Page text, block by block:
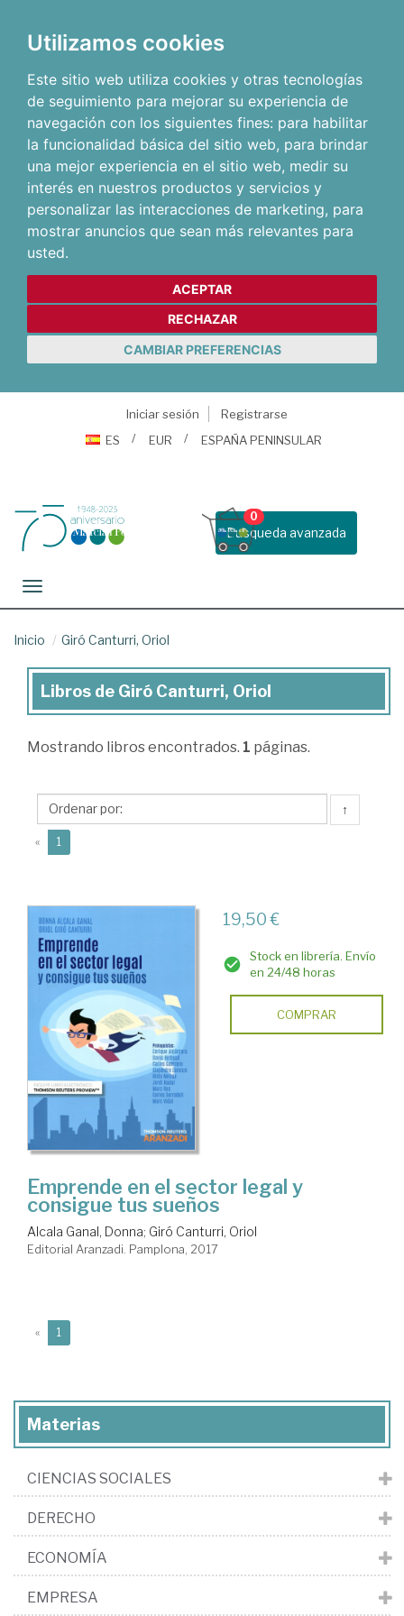
Utilizamos cookies
Este sitio web utiliza cookies y otras tecnologías
de seguimiento para mejorar su experiencia de
navegación con los siguientes fines: para habilitar
la funcionalidad básica del sitio web, para brindar
una mejor experiencia en el sitio web, medir su
interés en nuestros productos y servicios y
personalizar las interacciones de marketing, para
mostrar anuncios que sean más relevantes para
usted.
ACEPTAR
RECHAZAR
CAMBIAR PREFERENCIAS
Iniciar sesión
Registrarse
ES
EUR ESPAÑA PENINSULAR
Busqueda avanzada
0
Toggle navigation
Inicio Giró Canturri, Oriol
Libros
Giró
Oriol
Libros de Giró Canturri, Oriol
Mostrando libros encontrados. 1 páginas.
↑
« 1
19,50 €
Stock en librería. Envío
en 24/48 horas
COMPRAR
Emprende en el sector legal y
consigue tus sueños
Alcala Ganal, Donna; Giró Canturri, Oriol
Editorial Aranzadi. Pamplona, 2017
« 1
Materias
CIENCIAS SOCIALES
DERECHO
ECONOMÍA
EMPRESA